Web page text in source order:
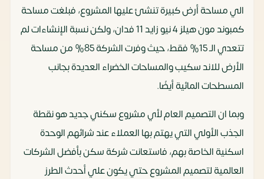
الي مساحة أرض كبيرة تنشئ عليها المشروع، فبلغت مساحة
كمبوند مون هيلز 4 نيو زايد 11 فدان، ولكن نسبة الإنشاءات لم
تتعدي الـ 15% فقط، حيث وفرت الشركة 85% من مساحة
الأرض للاند سكيب والمساحات الخضراء العديدة بجانب
المسطحات المائية أيضًا.
وبما ان التصميم العام لأي مشروع سكني جديد هو نقطة
الجذب الأولي التي يهتم بها العملاء عند شرائهم الوحدة
اسكنية الخاصة بهم، فاستعانت شركة سكن بأفضل الشركات
العالمية لتصميم المشروع حتي يكون علي أحدث الطرز